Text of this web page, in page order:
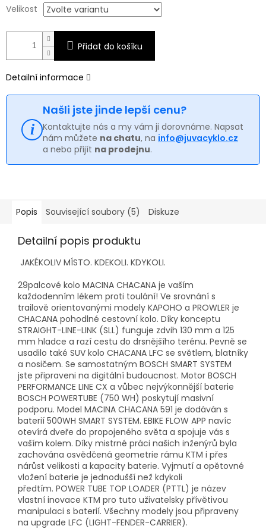
Velikost
Přidat do košíku
Detailní informace
Našli jste jinde lepší cenu?
Kontaktujte nás a my vám ji dorovnáme. Napsat
nám můžete na chatu, na info@juvacyklo.cz
a nebo přijít na prodejnu.
Popis Související soubory (5) Diskuze
Detailní popis produktu
JAKÉKOLIV MÍSTO. KDEKOLI. KDYKOLI.
29palcové kolo MACINA CHACANA je vaším
každodenním lékem proti toulání! Ve srovnání s
trailově orientovanými modely KAPOHO a PROWLER je
CHACANA pohodlné cestovní kolo. Díky konceptu
STRAIGHT-LINE-LINK (SLL) funguje zdvih 130 mm a 125
mm hladce a razí cestu do drsnějšího terénu. Pevně ​​se
usadilo také SUV kolo CHACANA LFC se světlem, blatníky
a nosičem. Se samostatným BOSCH SMART SYSTEM
jste připraveni na digitální budoucnost. Motor BOSCH
PERFORMANCE LINE CX a vůbec nejvýkonnější baterie
BOSCH POWERTUBE (750 WH) poskytují masivní
podporu. Model MACINA CHACANA 591 je dodáván s
baterií 500WH SMART SYSTEM. EBIKE FLOW APP navíc
otevírá dveře do propojeného světa a spojuje vás s
vaším kolem. Díky mistrné práci našich inženýrů byla
zachována osvědčená geometrie rámu KTM i přes
nárůst velikosti a kapacity baterie. Vyjmutí a opětovné
vložení baterie je jednodušší než kdykoli
předtím. POWER TUBE TOP LOADER (PTTL) je název
vlastní inovace KTM pro tuto uživatelsky přívětivou
manipulaci s baterií. Všechny modely jsou připraveny
na upgrade LFC (LIGHT-FENDER-CARRIER).